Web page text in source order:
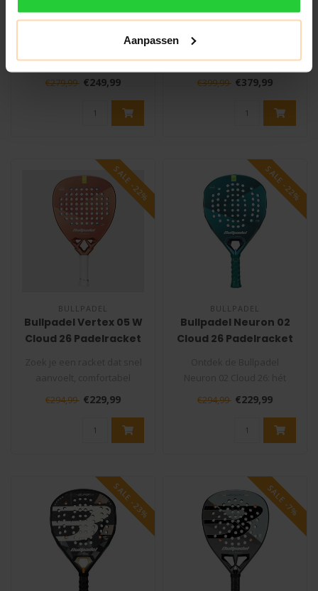
Aanpassen
Padelracket
Ervaar ultieme controle en
kracht met de Bullpadel
Flow Legend, speciaal
ontworp..
€279,99 €249,99
PP26 Padelracket
De Bullpadel Neuron 02
Premier Padelracket (2026)
is gemaakt voor spelers die
€399,99 €379,99
SALE -22%
BULLPADEL
Bullpadel Vertex 05 W
Cloud 26 Padelracket
speelt en je tóch
vertrouwen ..
€294,99 €229,99
SALE -22%
BULLPADEL
Bullpadel Neuron 02
Cloud 26 Padelracket
padelracket voor spelers
die het ma..
€294,99 €229,99
SALE -23% SALE -7%